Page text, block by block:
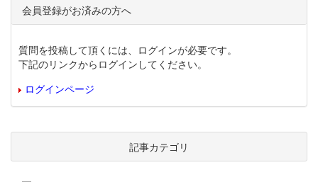
会員登録がお済みの方へ
質問を投稿して頂くには、ログインが必要です。
下記のリンクからログインしてください。
ログインページ
記事カテゴリ